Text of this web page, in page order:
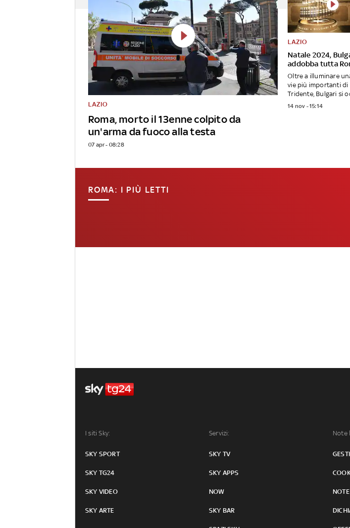
Roma, morto il 13enne colpito da
un'arma da fuoco alla testa
LAZIO
07 apr - 08:28
Natale 2024,
addobba tutta
LAZIO
Oltre a illuminare
vie più importanti di
Tridente, Bulgari si
14 nov - 15:14
ROMA: I PIÙ LETTI
I siti Sky:
SKY SPORT
SKY TG24
SKY VIDEO
SKY ARTE
Servizi:
SKY TV
SKY APPS
NOW
SKY BAR
Note